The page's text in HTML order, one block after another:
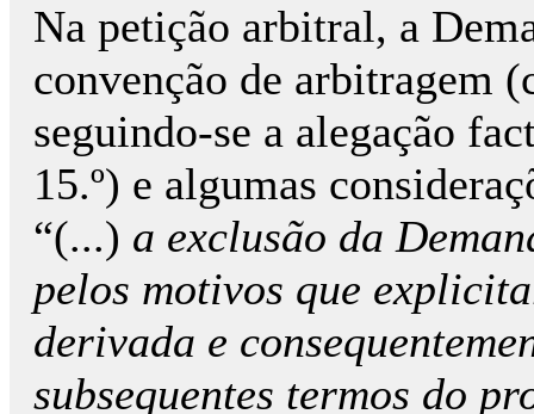
Na petição arbitral, a
convenção de arbitragem
seguindo-se a alegação
15.º) e algumas
“(...) a exclusão da
pelos motivos que
derivada e
subsequentes termos do